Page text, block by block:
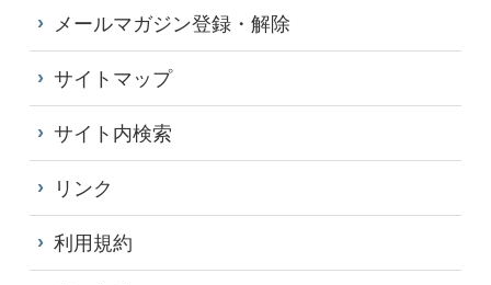
メールマガジン登録・解除
サイトマップ
サイト内検索
リンク
利用規約